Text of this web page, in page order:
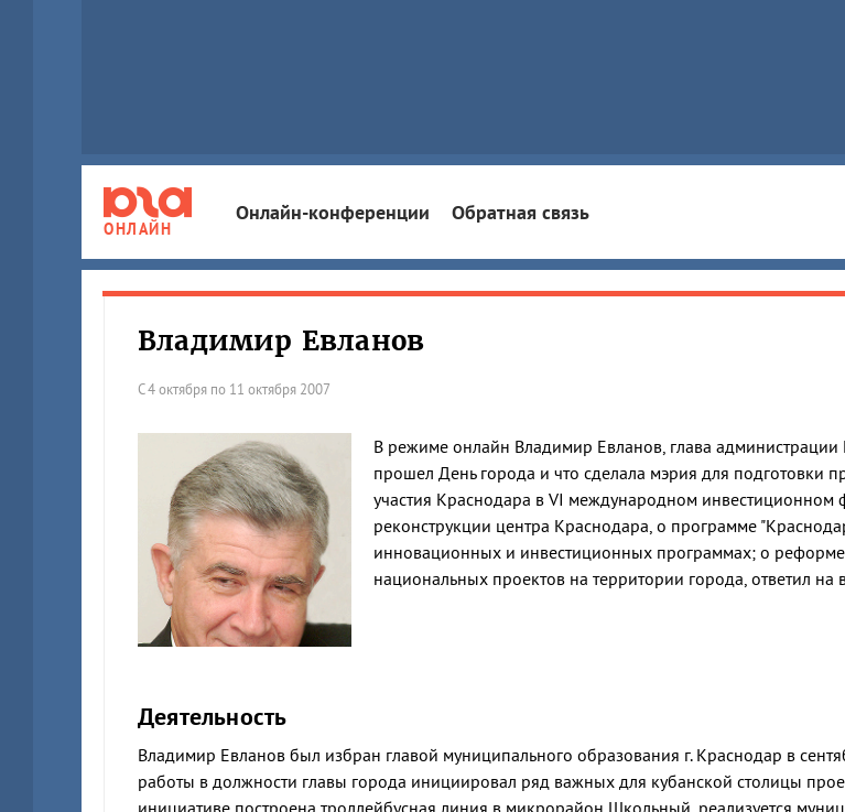
ОНЛАЙН
Онлайн-конференции Обратная связь
Владимир Евланов
С 4 октября по 11 октября 2007
В режиме онлайн Владимир Евланов, глава администрации
прошел День города и что сделала мэрия для подготовки
участия Краснодара в VI международном инвестиционном
реконструкции центра Краснодара, о программе
инновационных и инвестиционных программах; о
национальных проектов на территории города, ответил на
Деятельность
Владимир Евланов был избран главой муниципального образования г. Краснодар в
работы в должности главы города инициировал ряд важных для кубанской столицы
инициативе построена троллейбусная линия в микрорайон Школьный, реализуется